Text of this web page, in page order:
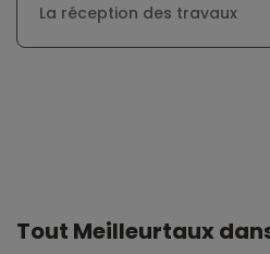
La réception des travaux
Tout Meilleurtaux